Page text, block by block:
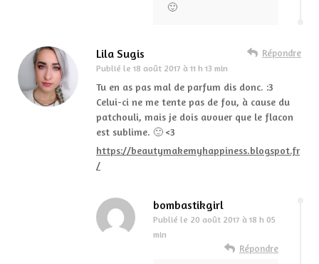
🙂
Lila Sugis
Publié le 18 août 2017 à 11 h 13 min
Répondre
Tu en as pas mal de parfum dis donc. :3
Celui-ci ne me tente pas de fou, à cause du
patchouli, mais je dois avouer que le flacon
est sublime. 🙂 <3
https://beautymakemyhappiness.blogspot.fr
/
bombastikgirl
Publié le 20 août 2017 à 18 h 05
min
Répondre